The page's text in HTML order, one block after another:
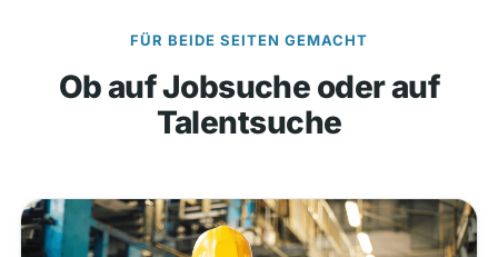
FÜR BEIDE SEITEN GEMACHT
Ob auf Jobsuche oder auf
Talentsuche